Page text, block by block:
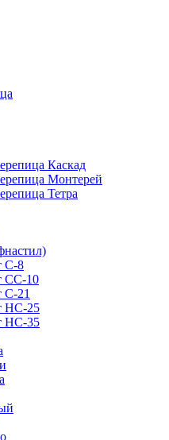
Каскад
Монтерей
Тетра
С-8
СС-10
21
НС-25
НС-35